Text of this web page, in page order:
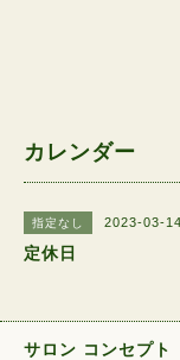
カレンダー
指定なし 2023-03-
定休日
サロン コンセプト